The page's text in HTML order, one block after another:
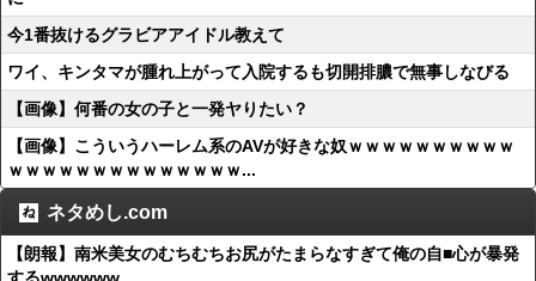
今1番抜けるグラビアアイドル教えて
ワイ、キンタマが腫れ上がって入院するも切開排膿で無事しなびる
【画像】何番の女の子と一発ヤりたい？
【画像】こういうハーレム系のAVが好きな奴ｗｗｗｗｗｗｗｗｗｗ
ｗｗｗｗｗｗｗｗｗｗｗｗｗｗ...
ネタめし.com
【朗報】南米美女のむちむちお尻がたまらなすぎて俺の自■心が暴発